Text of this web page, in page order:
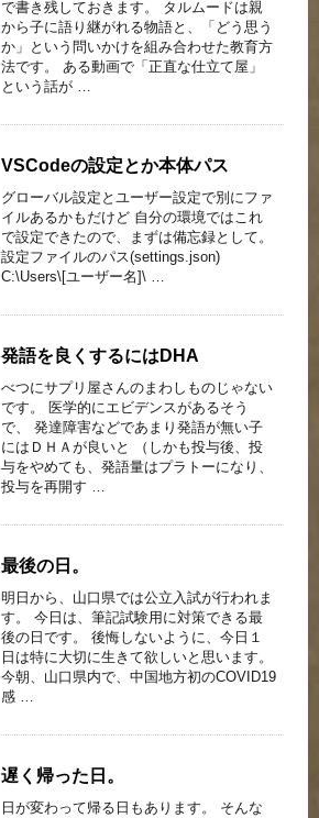
で書き残しておきます。 タルムードは親
から子に語り継がれる物語と、「どう思う
か」という問いかけを組み合わせた教育方
法です。 ある動画で「正直な仕立て屋」
という話が …
VSCodeの設定とか本体パス
グローバル設定とユーザー設定で別にファ
イルあるかもだけど 自分の環境ではこれ
で設定できたので、まずは備忘録として。
設定ファイルのパス(settings.json)
C:\Users\[ユーザー名]\ …
発語を良くするにはDHA
べつにサプリ屋さんのまわしものじゃない
です。 医学的にエビデンスがあるそう
で、 発達障害などであまり発語が無い子
にはＤＨＡが良いと （しかも投与後、投
与をやめても、発語量はプラトーになり、
投与を再開す …
最後の日。
明日から、山口県では公立入試が行われま
す。 今日は、筆記試験用に対策できる最
後の日です。 後悔しないように、今日１
日は特に大切に生きて欲しいと思います。
今朝、山口県内で、中国地方初のCOVID19
感 …
遅く帰った日。
日が変わって帰る日もあります。 そんな